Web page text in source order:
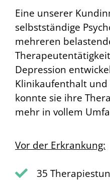
Eine unserer
selbstständige
mehreren
Depression
Klinikaufenthalt
konnte sie ihre
mehr in vollem
Vor der Erkrankung:
35